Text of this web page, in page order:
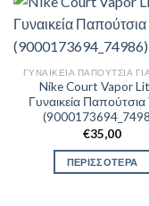
ΓΥΝΑΙΚΕΊΑ ΠΑΠΟΎΤΣΙΑ
Nike Court Vapor
Γυναικεία Παπούτσια
€35,00
ΠΕΡΙΣΣΟΤΕΡΑ